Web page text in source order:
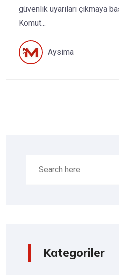
güvenlik uyarıları çıkmaya
Komut...
Aysima
Kategoriler